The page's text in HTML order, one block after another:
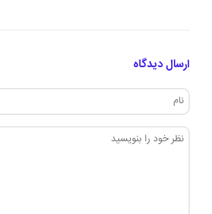
ارسال دیدگاه